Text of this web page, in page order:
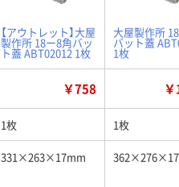
【アウトレット】大屋
製作所 18ー8角バッ
ト蓋 ABT02012 1枚
大屋製作所
バット蓋
1枚
￥758
1枚 1枚
331×263×17mm